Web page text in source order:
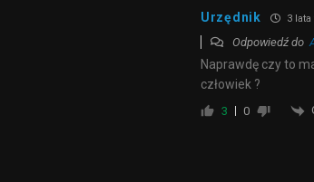
Urzędnik 3
Odpowiedź do
Naprawdę czy to
człowiek ?
3 0